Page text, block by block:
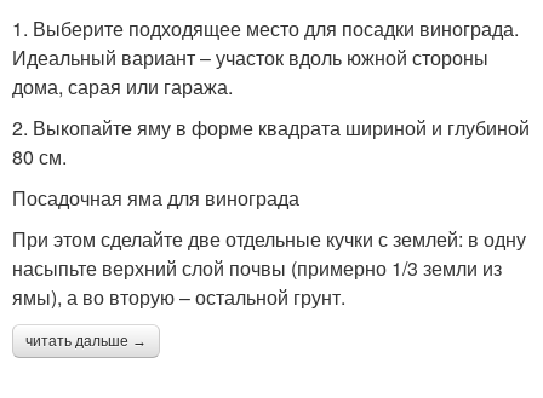
1. Выберите подходящее место для посадки винограда.
Идеальный вариант – участок вдоль южной стороны
дома, сарая или гаража.
2. Выкопайте яму в форме квадрата шириной и глубиной
80 см.
Посадочная яма для винограда
При этом сделайте две отдельные кучки с землей: в одну
насыпьте верхний слой почвы (примерно 1/3 земли из
ямы), а во вторую – остальной грунт.
читать дальше →